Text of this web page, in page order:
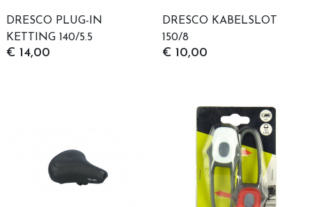
DRESCO PLUG-IN
KETTING 140/5.5
€ 14,00
DRESCO KABELSLOT
150/8
€ 10,00